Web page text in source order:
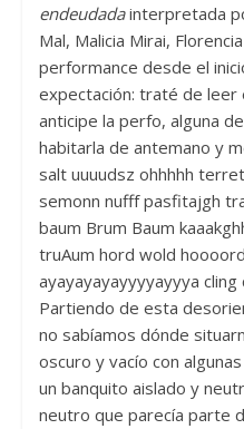
endeudadainterpretada
Mal, Malicia Mirai,
performance desde el
expectación: traté de leer
anticipe la perfo, alguna
habitarla de antemano y
salt uuuudsz ohhhhh
semonn nufff pasfitajgh
baum Brum Baum
truAum hord wold
ayayayayayyyyayyya cling
Partiendo de esta
no sabíamos dónde
oscuro y vacío con
un banquito aislado y
neutro que parecía parte